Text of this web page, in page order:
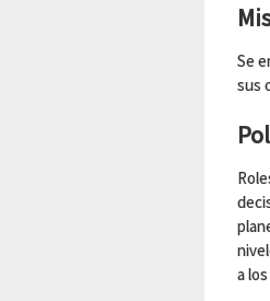
Se
sus
a